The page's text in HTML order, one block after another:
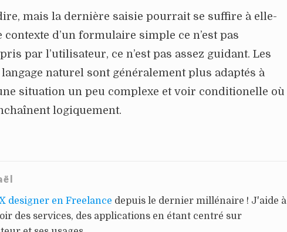
mais la dernière saisie pourrait se suffire à elle-
contexte d’un formulaire simple ce n’est pas
par l’utilisateur, ce n’est pas assez guidant. Les
naturel sont généralement plus adaptés à
situation un peu complexe et voir conditionelle où
logiquement.
designer en Freelance depuis le dernier millénaire ! J'aide à
des services, des applications en étant centré sur